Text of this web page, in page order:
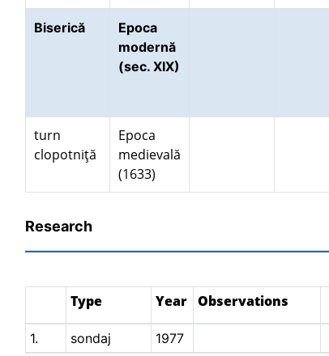
Biserică
Epoca
modernă
(sec. XIX)
turn
clopotniţă
Epoca
medievală
(1633)
Research
Type Year Observations
1. sondaj 1977